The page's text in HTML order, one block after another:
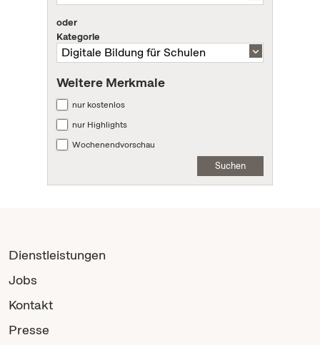
oder
Kategorie
Weitere Merkmale
nur kostenlos
nur Highlights
Wochenendvorschau
Suchen
Dienstleistungen
Jobs
Kontakt
Presse